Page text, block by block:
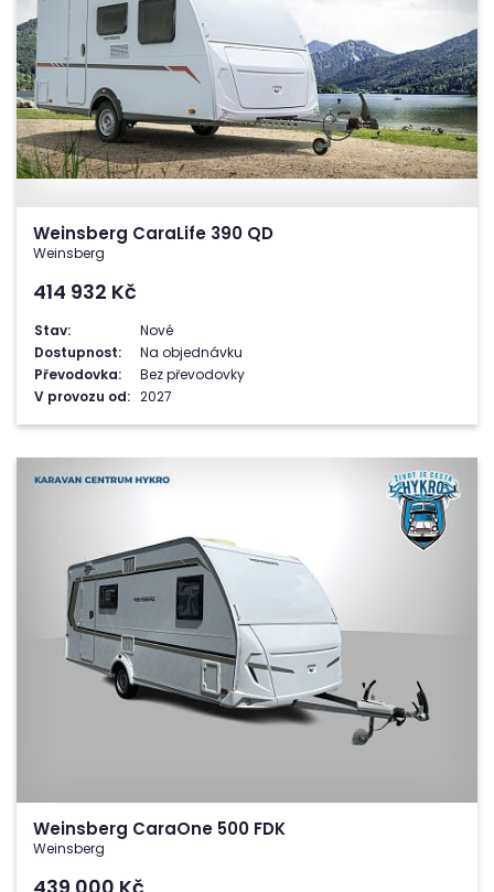
Weinsberg CaraLife 390 QD
Weinsberg
414 932 Kč
Stav:
Nové
Dostupnost:
Na objednávku
Převodovka:
Bez převodovky
V provozu od: 2027
Weinsberg CaraOne 500 FDK
Weinsberg